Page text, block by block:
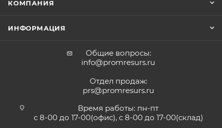
КОМПАНИЯ
ИНФОРМАЦИЯ
Общие вопросы:
info@promresurs.ru
Отдел продаж:
prs@promresurs.ru
Время работы: пн-пт
с 8-00 до 17-00(офис), с 8-00 до 17-00(склад)